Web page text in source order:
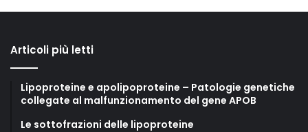
Articoli più letti
Lipoproteine e apolipoproteine – Patologie genetiche
collegate al malfunzionamento del gene APOB
Le sottofrazioni delle lipoproteine